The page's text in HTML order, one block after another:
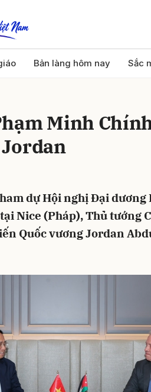
Bản làng hôm nay Sắc
Minh
dự Hội nghị Đại dương
Nice (Pháp), Thủ tướng
Quốc vương Jordan
Gửi bình luận